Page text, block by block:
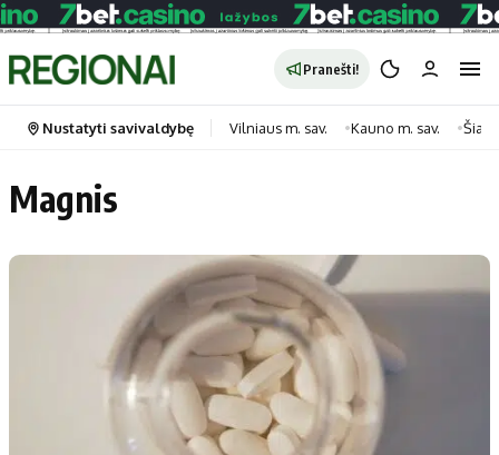
Pranešti!
Portalas
Pradinis puslapis
Transportas
Gyvenimas
Horoskopai
Laisvalaikis
Maistas
Sveikata
Nustatyti savivaldybę Vilniaus m. sav. Kauno m. sav.
Magnis